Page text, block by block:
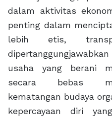
dalam aktivitas
penting dalam
lebih etis,
usaha yang berani
secara bebas
kematangan budaya
kepercayaan diri